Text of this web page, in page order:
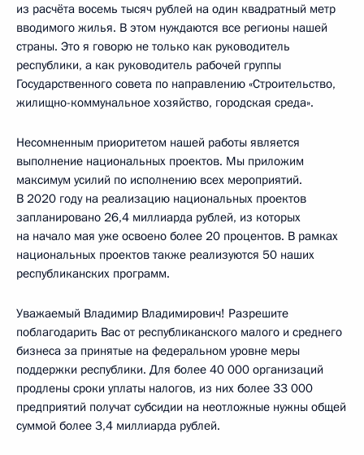
из расчёта восемь тысяч рублей на один квадратный метр
вводимого жилья. В этом нуждаются все регионы нашей
страны. Это я говорю не только как руководитель
республики, а как руководитель рабочей группы
Государственного совета по направлению «Строительство,
жилищно-коммунальное хозяйство, городская среда».
Несомненным приоритетом нашей работы является
выполнение национальных проектов. Мы приложим
максимум усилий по исполнению всех мероприятий.
В 2020 году на реализацию национальных проектов
запланировано 26,4 миллиарда рублей, из которых
на начало мая уже освоено более 20 процентов. В рамках
национальных проектов также реализуются 50 наших
республиканских программ.
Уважаемый Владимир Владимирович! Разрешите
поблагодарить Вас от республиканского малого и среднего
бизнеса за принятые на федеральном уровне меры
поддержки республики. Для более 40 000 организаций
продлены сроки уплаты налогов, из них более 33 000
предприятий получат субсидии на неотложные нужны общей
суммой более 3,4 миллиарда рублей.